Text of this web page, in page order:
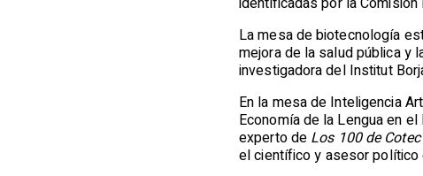
La mesa de biotecnología
mejora de la salud pública y
investigadora del Institut
En la mesa de Inteligencia
Economía de la Lengua en
experto de Los 100 de Cotec
el científico y asesor político